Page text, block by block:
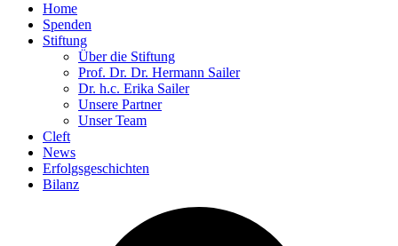
Home
Spenden
Stiftung
Über die Stiftung
Prof. Dr. Dr. Hermann Sailer​
Dr. h.c. Erika Sailer
Unsere Partner
Unser Team
Cleft
News
Erfolgsgeschichten
Bilanz